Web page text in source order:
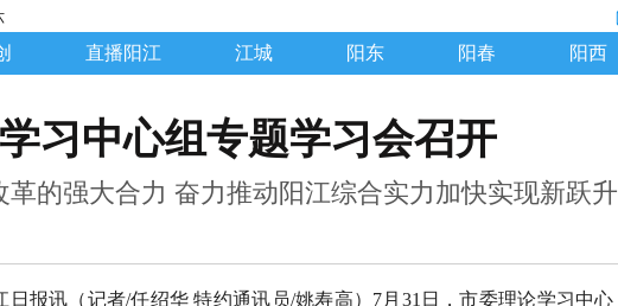
直播阳江 江城 阳东 阳春 阳西
习中心组专题学习会召开
的强大合力 奋力推动阳江综合实力加快实现新跃升
日报讯（记者/任绍华 特约通讯员/姚寿高）7月31日，市委理论学习中心